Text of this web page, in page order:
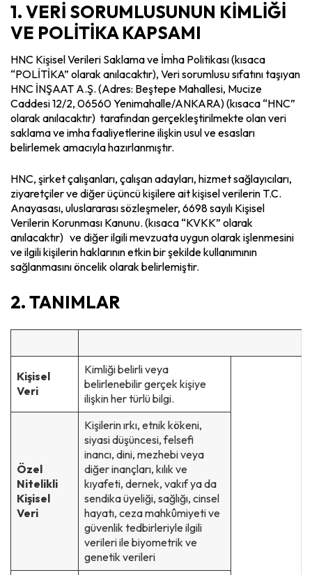
1. VERİ SORUMLUSUNUN KİMLİĞİ
VE POLİTİKA KAPSAMI
HNC Kişisel Verileri Saklama ve İmha Politikası (kısaca
“POLİTİKA” olarak anılacaktır), Veri sorumlusu sıfatını taşıyan
HNC İNŞAAT A.Ş. (Adres: Beştepe Mahallesi, Mucize
Caddesi 12/2, 06560 Yenimahalle/ANKARA) (kısaca “HNC”
olarak anılacaktır) tarafından gerçekleştirilmekte olan veri
saklama ve imha faaliyetlerine ilişkin usul ve esasları
belirlemek amacıyla hazırlanmıştır.
HNC, şirket çalışanları, çalışan adayları, hizmet sağlayıcıları,
ziyaretçiler ve diğer üçüncü kişilere ait kişisel verilerin T.C.
Anayasası, uluslararası sözleşmeler, 6698 sayılı Kişisel
Verilerin Korunması Kanunu. (kısaca “KVKK” olarak
anılacaktır) ve diğer ilgili mevzuata uygun olarak işlenmesini
ve ilgili kişilerin haklarının etkin bir şekilde kullanımının
sağlanmasını öncelik olarak belirlemiştir.
2. TANIMLAR
Kişisel
Veri
Kimliği belirli veya
belirlenebilir gerçek kişiye
ilişkin her türlü bilgi.
Özel
Nitelikli
Kişisel
Veri
Kişilerin ırkı, etnik kökeni,
siyasi düşüncesi, felsefi
inancı, dini, mezhebi veya
diğer inançları, kılık ve
kıyafeti, dernek, vakıf ya da
sendika üyeliği, sağlığı, cinsel
hayatı, ceza mahkûmiyeti ve
güvenlik tedbirleriyle ilgili
verileri ile biyometrik ve
genetik verileri